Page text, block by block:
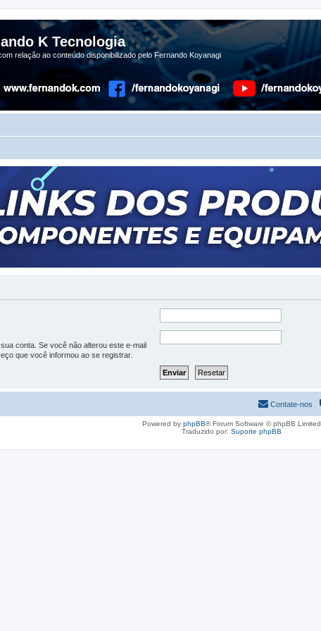
K Tecnologia
relação ao conteúdo disponibilizado pelo Fernando Koyanagi
conta. Se você não alterou este e-mail
que você informou ao se registrar.
Contate-nos
Powered by phpBB® Forum Software © phpBB Limited
Traduzido por: Suporte phpBB